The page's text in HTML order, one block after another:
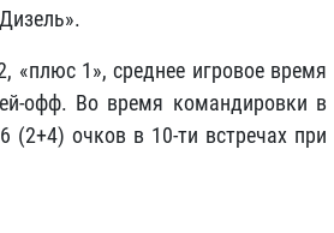
«плюс 1», среднее игровое время
офф. Во время командировки в
(2+4) очков в 10-ти встречах при